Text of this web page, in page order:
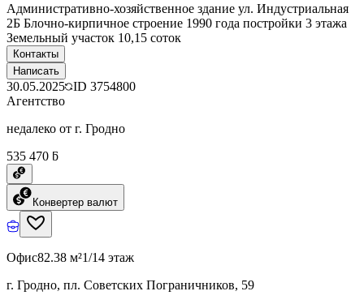
Административно-хозяйственное здание ул. Индустриальная
2Б Блочно-кирпичное строение 1990 года постройки 3 этажа
Земельный участок 10,15 соток
Контакты
Написать
30.05.2025 ID 3754800
Агентство
недалеко от г. Гродно
535 470 ƃ
Конвертер валют
Офис82.38 м²1/14 этаж
г. Гродно, пл. Советских Пограничников, 59